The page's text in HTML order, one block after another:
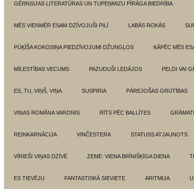
GĒRNSIJAS LITERATŪRAS UN TUPEŅMIZU PĪRĀGA BIEDRĪBA
MĒS VIENMĒR ESAM DZĪVOJUŠI PILĪ LABĀS ROKĀS
PŪĶĪŠA KOKOSIŅA PIEDZĪVOJUMI DŽUNGĻOS KĀPĒC MĒS
MĪLESTĪBAS VECUMS PAZUDUŠI LEDĀJOS PELDI VAI
ES, TU, VIŅŠ, VIŅA SUSPIRIA PĀREJOŠAS GRŪTĪBAS
VIŅAS ROMĀNA VARONIS RĪTS PĒC BALLĪTES
REINKARNĀCIJA VINČESTERA STATUSS ATJAUNOTS
VĪRIEŠI VIŅAS DZĪVĒ ZEME: VIENA BRĪNIŠĶĪGA DIENA
ES TIEVĒJU FANTASTISKĀ SIEVIETE ARITMIJA